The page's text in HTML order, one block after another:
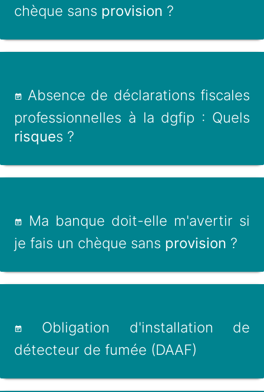
chèque sans provision ?
Absence de déclarations fiscales
professionnelles à la dgfip : Quels
risques ?
Ma banque doit-elle m'avertir si
je fais un chèque sans provision ?
Obligation d'installation de
détecteur de fumée (DAAF)